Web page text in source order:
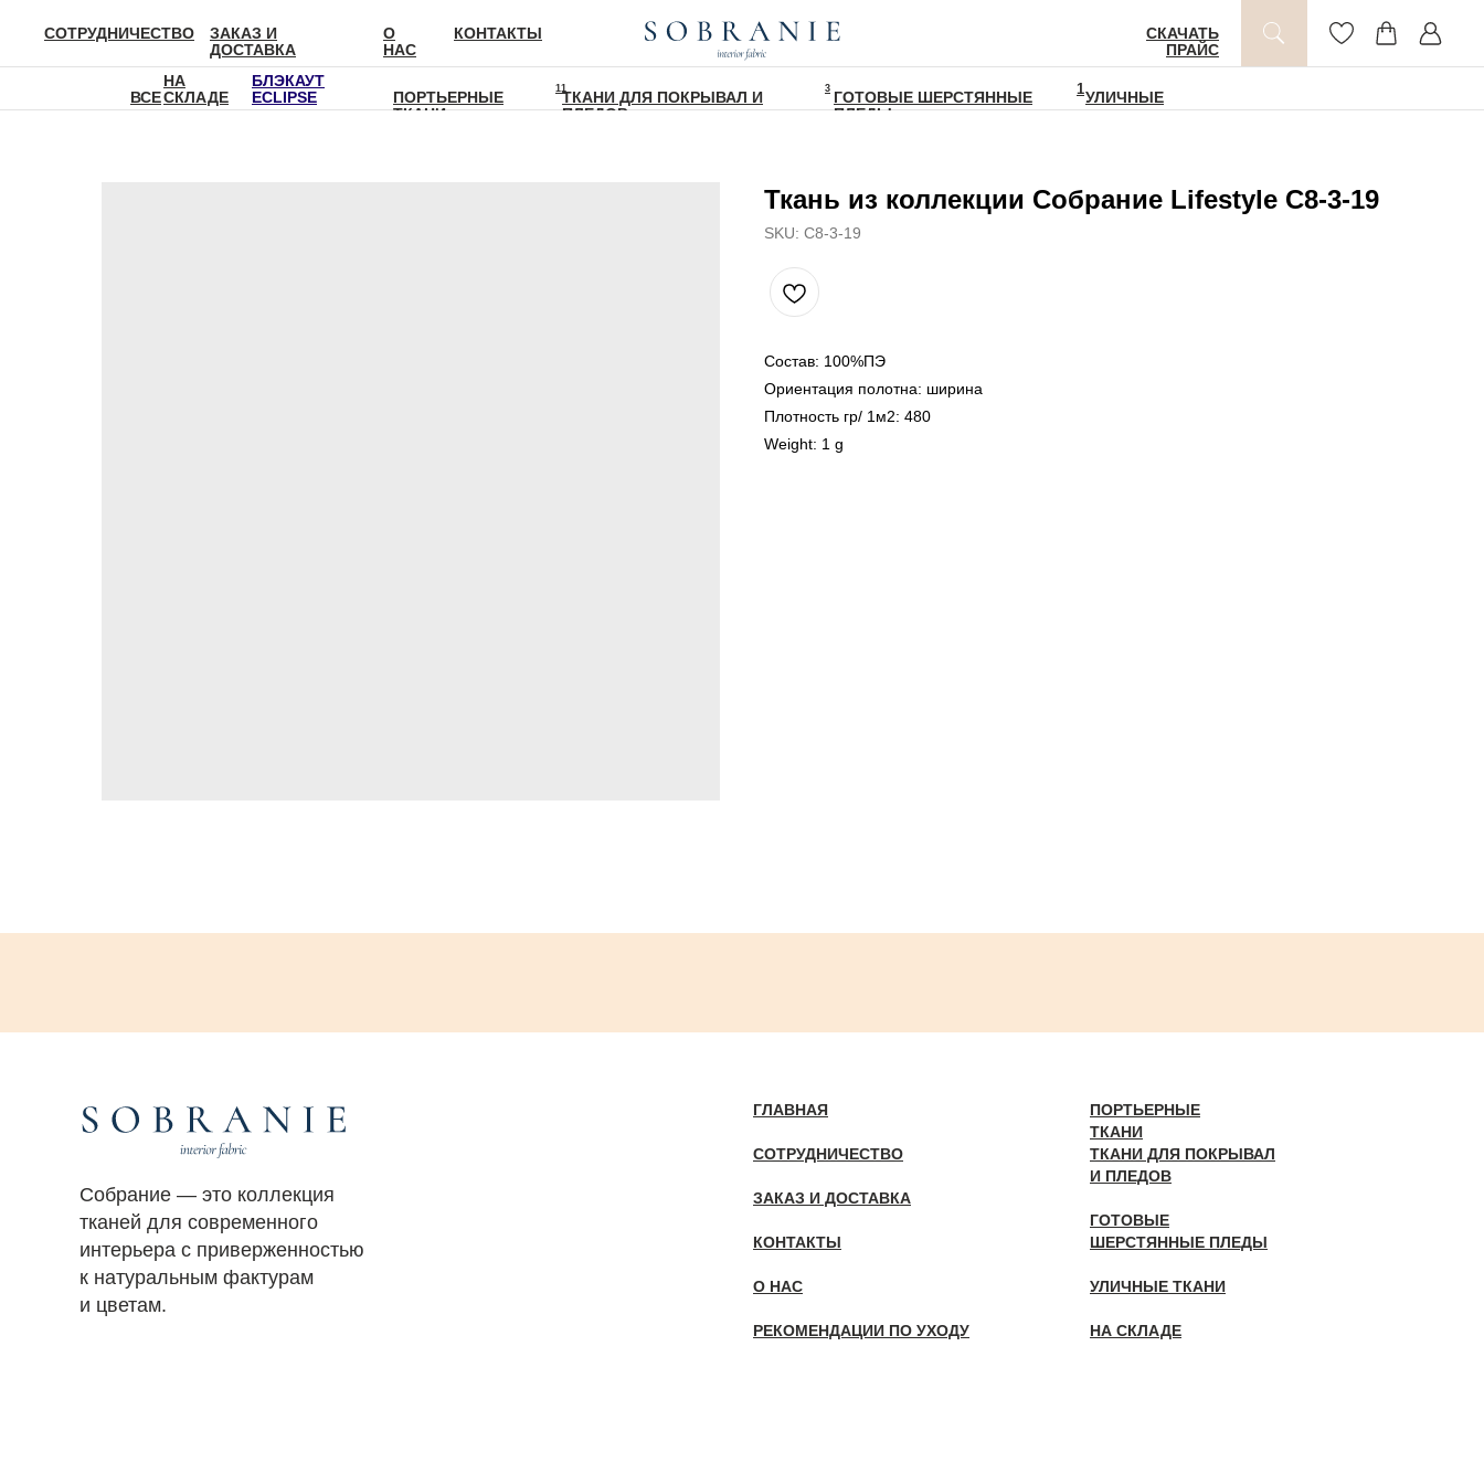
СОТРУДНИЧЕСТВО
ЗАКАЗ И
ДОСТАВКА
О
НАС
КОНТАКТЫ
СКАЧАТЬ
ПРАЙС
ВСЕ
НА
СКЛАДЕ
БЛЭКАУТ
ECLIPSE
ПОРТЬЕРНЫЕ
ТКАНИ
11ТКАНИ ДЛЯ ПОКРЫВАЛ И
ПЛЕДОВ
3 ГОТОВЫЕ ШЕРСТЯННЫЕ
ПЛЕДЫ
1УЛИЧНЫЕ
Ткань из коллекции Собрание Lifestyle С8-3-19
SKU: С8-3-19
Состав: 100%ПЭ
Ориентация полотна: ширина
Плотность гр/ 1м2: 480
Weight: 1 g
Собрание — это коллекция
тканей для современного
интерьера с приверженностью
к натуральным фактурам
и цветам.
ГЛАВНАЯ
СОТРУДНИЧЕСТВО
ЗАКАЗ И ДОСТАВКА
КОНТАКТЫ
О НАС
ПОРТЬЕРНЫЕ
ТКАНИ
ТКАНИ ДЛЯ ПОКРЫВАЛ
И ПЛЕДОВ
ГОТОВЫЕ
ШЕРСТЯННЫЕ ПЛЕДЫ
УЛИЧНЫЕ ТКАНИ
НА СКЛАДЕ
РЕКОМЕНДАЦИИ ПО УХОДУ